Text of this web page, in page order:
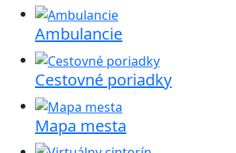
Ambulancie
Cestovné poriadky
Mapa mesta